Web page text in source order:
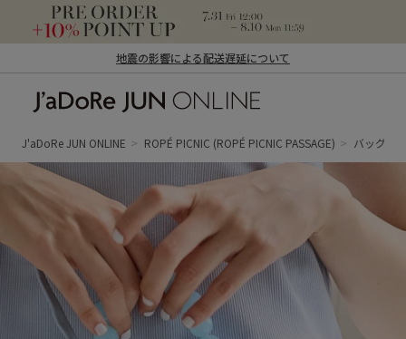
地震の影響による配送遅延について
ン オンライン）
J'aDoRe JUN ONLINE ROPÉ PICNIC (ROPÉ PICNIC PASSAGE) バッグ